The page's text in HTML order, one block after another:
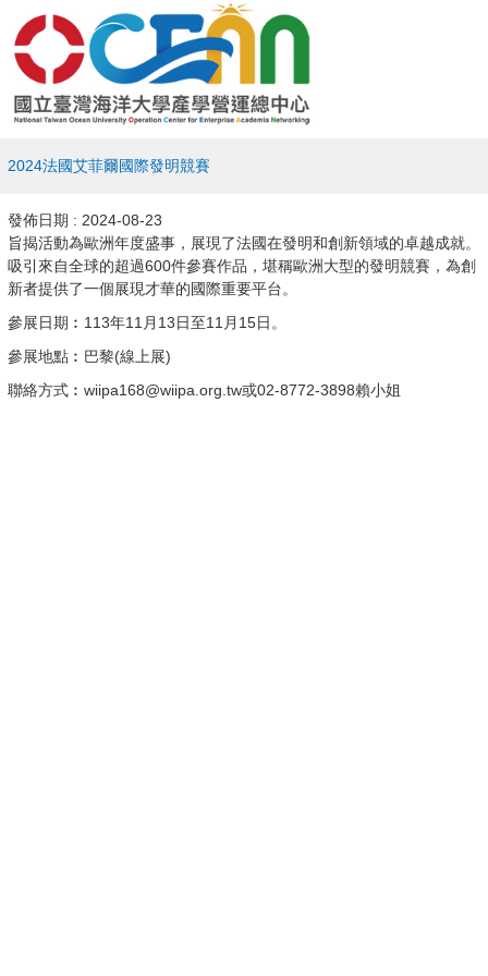
2024法國艾菲爾國際發明競賽
發佈日期 : 2024-08-23
旨揭活動為歐洲年度盛事，展現了法國在發明和創新領域的卓越成就。
吸引來自全球的超過600件參賽作品，堪稱歐洲大型的發明競賽，為創
新者提供了一個展現才華的國際重要平台。
參展日期︰113年11月13日至11月15日。
參展地點︰巴黎(線上展)
聯絡方式︰wiipa168@wiipa.org.tw或02-8772-3898賴小姐